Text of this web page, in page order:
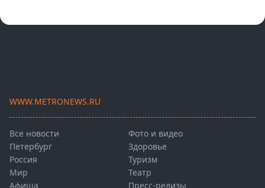
WWW.METRONEWS.RU
Все новости
Петербург
Россия
Мир
Афиша
Фото и видео
Здоровье
Туризм
Театр
Пресс-релизы